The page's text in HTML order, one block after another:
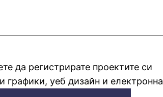
да регистрирате проектите си
уеб дизайн и електронна